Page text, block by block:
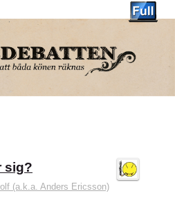
sig?
(a.k.a. Anders Ericsson)